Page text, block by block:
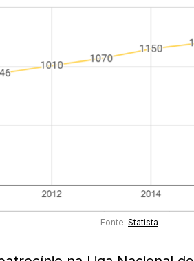
Fonte: Statista